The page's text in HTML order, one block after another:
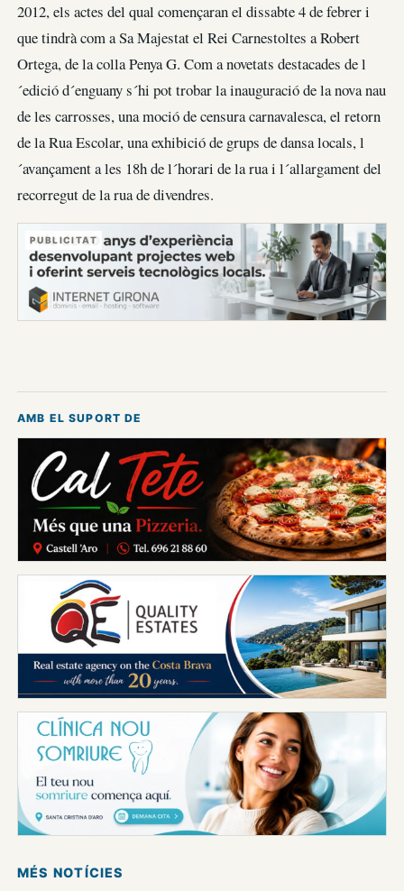
2012, els actes del qual començaran el dissabte 4 de febrer i
que tindrà com a Sa Majestat el Rei Carnestoltes a Robert
Ortega, de la colla Penya G. Com a novetats destacades de l
´edició d´enguany s´hi pot trobar la inauguració de la nova nau
de les carrosses, una moció de censura carnavalesca, el retorn
de la Rua Escolar, una exhibició de grups de dansa locals, l
´avançament a les 18h de l´horari de la rua i l´allargament del
recorregut de la rua de divendres.
PUBLICITAT
AMB EL SUPORT DE
MÉS NOTÍCIES